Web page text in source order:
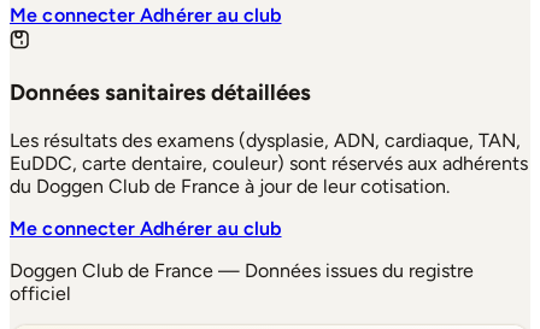
Me connecterAdhérer au club
Données sanitaires détaillées
Les résultats des examens (dysplasie, ADN, cardiaque, TAN,
EuDDC, carte dentaire, couleur) sont réservés aux adhérents
du Doggen Club de France à jour de leur cotisation.
Me connecterAdhérer au club
Doggen Club de France — Données issues du registre
officiel